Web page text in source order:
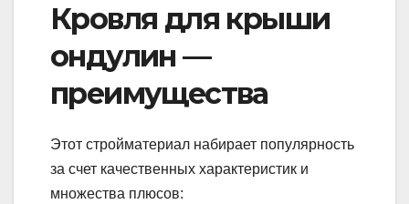
Кровля для крыши
ондулин —
преимущества
Этот стройматериал набирает популярность
за счет качественных характеристик и
множества плюсов: